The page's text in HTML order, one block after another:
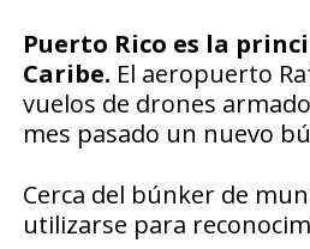
Puerto Rico es la
Caribe. El aeropuerto
vuelos de drones
mes pasado un nuevo
Cerca del búnker de
utilizarse para